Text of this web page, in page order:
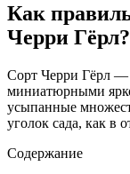
Как
Черри Гёрл?
Сорт Черри Гёрл —
миниатюрными
усыпанные
уголок сада, как в
Содержание